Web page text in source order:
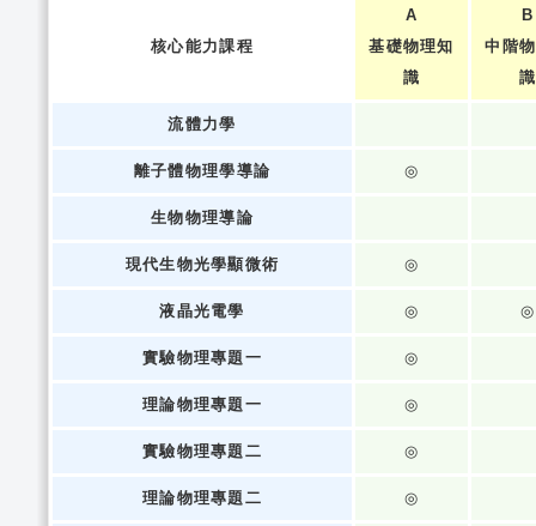
核心能力課程
A
基礎物理知
識
B
中階
識
流體力學
離子體物理學導論 ◎
生物物理導論
現代生物光學顯微術 ◎
液晶光電學 ◎ ◎
實驗物理專題一 ◎
理論物理專題一 ◎
實驗物理專題二 ◎
理論物理專題二 ◎